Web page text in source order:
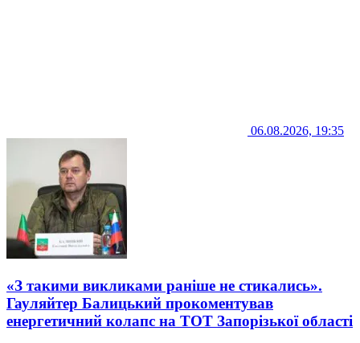
06.08.2026, 19:35
«З такими викликами раніше не стикались».
Гауляйтер Балицький прокоментував
енергетичний колапс на ТОТ Запорізької області